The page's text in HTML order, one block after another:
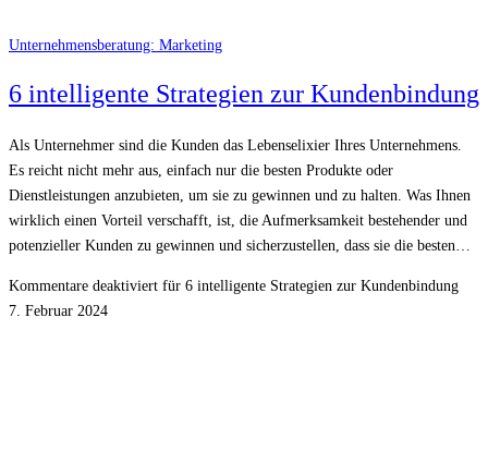
Unternehmensberatung: Marketing
6 intelligente Strategien zur Kundenbindung
Als Unternehmer sind die Kunden das Lebenselixier Ihres Unternehmens.
Es reicht nicht mehr aus, einfach nur die besten Produkte oder
Dienstleistungen anzubieten, um sie zu gewinnen und zu halten. Was Ihnen
wirklich einen Vorteil verschafft, ist, die Aufmerksamkeit bestehender und
potenzieller Kunden zu gewinnen und sicherzustellen, dass sie die besten…
Kommentare deaktiviert für 6 intelligente Strategien zur Kundenbindung
7. Februar 2024